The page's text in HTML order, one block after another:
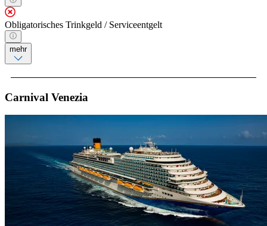
Obligatorisches Trinkgeld / Serviceentgelt
mehr
Carnival Venezia